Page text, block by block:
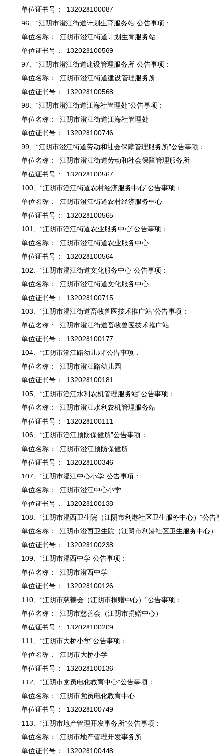
单位证书号： 132028100087
96、“江阴市澄江街道计划生育服务站”公告事项：
单位名称： 江阴市澄江街道计划生育服务站
单位证书号： 132028100569
97、“江阴市澄江街道建设管理服务所”公告事项：
单位名称： 江阴市澄江街道建设管理服务所
单位证书号： 132028100568
98、“江阴市澄江街道江海社管理处”公告事项：
单位名称： 江阴市澄江街道江海社管理处
单位证书号： 132028100746
99、“江阴市澄江街道劳动和社会保障管理服务所”公告事项：
单位名称： 江阴市澄江街道劳动和社会保障管理服务所
单位证书号： 132028100567
100、“江阴市澄江街道农村经济服务中心”公告事项：
单位名称： 江阴市澄江街道农村经济服务中心
单位证书号： 132028100565
101、“江阴市澄江街道农业服务中心”公告事项：
单位名称： 江阴市澄江街道农业服务中心
单位证书号： 132028100564
102、“江阴市澄江街道文化服务中心”公告事项：
单位名称： 江阴市澄江街道文化服务中心
单位证书号： 132028100715
103、“江阴市澄江街道畜牧兽医技术推广站”公告事项：
单位名称： 江阴市澄江街道畜牧兽医技术推广站
单位证书号： 132028100177
104、“江阴市澄江路幼儿园”公告事项：
单位名称： 江阴市澄江路幼儿园
单位证书号： 132028100181
105、“江阴市澄江水利农机管理服务站”公告事项：
单位名称： 江阴市澄江水利农机管理服务站
单位证书号： 132028100111
106、“江阴市澄江预防保健所”公告事项：
单位名称： 江阴市澄江预防保健所
单位证书号： 132028100346
107、“江阴市澄江中心小学”公告事项：
单位名称： 江阴市澄江中心小学
单位证书号： 132028100138
108、“江阴市澄西卫生院（江阴市利港社区卫生服务中心）”公告
单位名称： 江阴市澄西卫生院（江阴市利港社区卫生服务中心）
单位证书号： 132028100238
109、“江阴市澄西中学”公告事项：
单位名称： 江阴市澄西中学
单位证书号： 132028100126
110、“江阴市慈善会（江阴市捐赠中心）”公告事项：
单位名称： 江阴市慈善会（江阴市捐赠中心）
单位证书号： 132028100209
111、“江阴市大桥小学”公告事项：
单位名称： 江阴市大桥小学
单位证书号： 132028100136
112、“江阴市党员电化教育中心”公告事项：
单位名称： 江阴市党员电化教育中心
单位证书号： 132028100749
113、“江阴市地产管理开发事务所”公告事项：
单位名称： 江阴市地产管理开发事务所
单位证书号： 132028100448